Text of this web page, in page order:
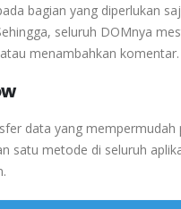
bagian yang diperlukan
seluruh DOMnya
menambahkan komentar.
data yang mempermudah
satu metode di seluruh